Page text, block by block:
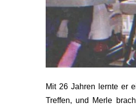
Mit 26 Jahren lernte er
Treffen, und Merle